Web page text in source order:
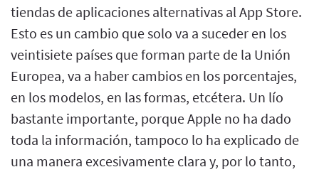
tiendas de aplicaciones alternativas al App Store.
Esto es un cambio que solo va a suceder en los
veintisiete países que forman parte de la Unión
Europea, va a haber cambios en los porcentajes,
en los modelos, en las formas, etcétera. Un lío
bastante importante, porque Apple no ha dado
toda la información, tampoco lo ha explicado de
una manera excesivamente clara y, por lo tanto,